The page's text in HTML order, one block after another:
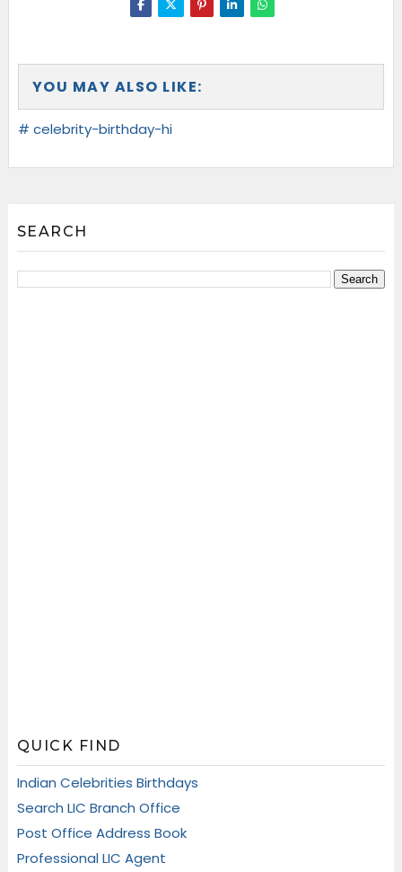
YOU MAY ALSO LIKE:
# celebrity-birthday-hi
SEARCH
QUICK FIND
Indian Celebrities Birthdays
Search LIC Branch Office
Post Office Address Book
Professional LIC Agent